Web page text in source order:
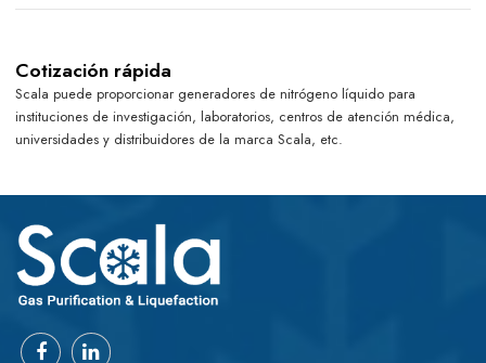
Cotización rápida
Scala puede proporcionar generadores de nitrógeno líquido para
instituciones de investigación, laboratorios, centros de atención médica,
universidades y distribuidores de la marca Scala, etc.